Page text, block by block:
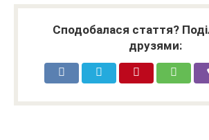
Сподобалася стаття?
друзями: